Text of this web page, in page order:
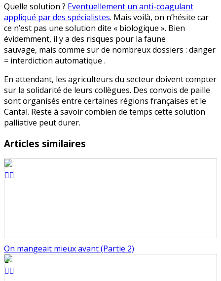
Quelle solution ? Eventuellement un anti-coagulant
appliqué par des spécialistes. Mais voilà, on n’hésite car
ce n’est pas une solution dite « biologique ». Bien
évidemment, il y a des risques pour la faune
sauvage, mais comme sur de nombreux dossiers : danger
= interdiction automatique .
En attendant, les agriculteurs du secteur doivent compter
sur la solidarité de leurs collègues. Des convois de paille
sont organisés entre certaines régions françaises et le
Cantal. Reste à savoir combien de temps cette solution
palliative peut durer.
Articles similaires
On mangeait mieux avant (Partie 2)